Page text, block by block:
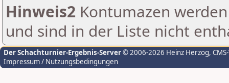
Hinweis2 Kontumazen
und sind in der Liste nicht
Der Schachturnier-Ergebnis-Server© 2006-2026 Heinz Herzog,
Impressum / Nutzungsbedingungen